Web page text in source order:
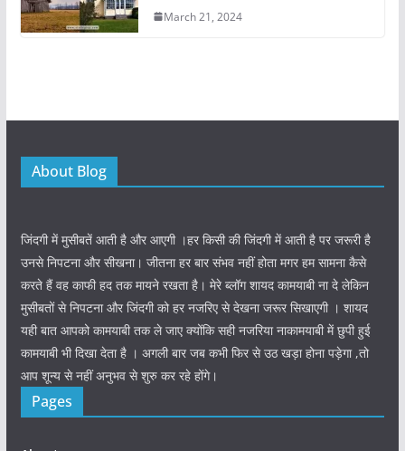
March 21, 2024
About Blog
जिंदगी में मुसीबतें आती है और आएगी ।हर किसी की जिंदगी में आती है पर जरूरी है
उनसे निपटना और सीखना। जीतना हर बार संभव नहीं होता मगर हम सामना कैसे
करते हैं वह काफी हद तक मायने रखता है। मेरे ब्लॉग शायद कामयाबी ना दे लेकिन
मुसीबतों से निपटना और जिंदगी को हर नजरिए से देखना जरूर सिखाएगी । शायद
यही बात आपको कामयाबी तक ले जाए क्योंकि सही नजरिया नाकामयाबी में छुपी हुई
कामयाबी भी दिखा देता है । अगली बार जब कभी फिर से उठ खड़ा होना पड़ेगा ,तो
आप शून्य से नहीं अनुभव से शुरु कर रहे होंगे।
Pages